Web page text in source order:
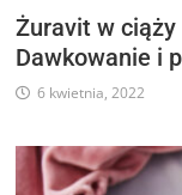
Żuravit w
Dawkowanie i
6 kwietnia, 2022